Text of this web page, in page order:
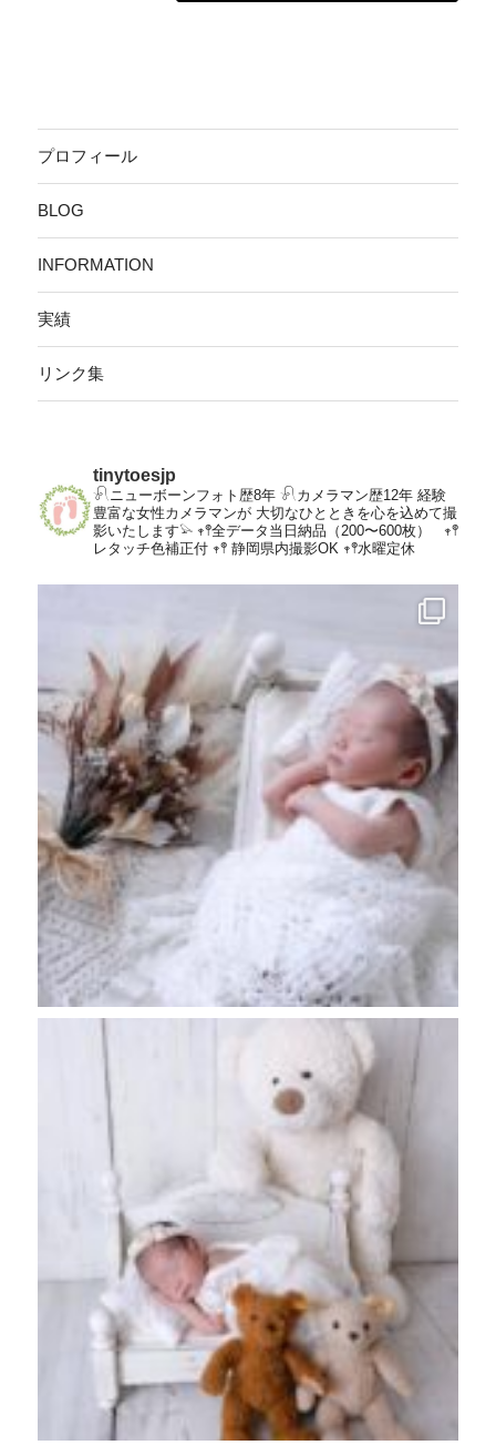
プロフィール
BLOG
INFORMATION
実績
リンク集
tinytoesjp
𓍯ニューボーンフォト歴8年𓍯カメラマン歴12年経験
豊富な女性カメラマンが大切なひとときを心を込めて撮
影いたします𓅫𖥧𖤣全データ当日納品（200〜600枚）
𖥧𖤣
レタッチ色補正付𖥧𖤣 静岡県内撮影OK𖥧𖤣水曜定休